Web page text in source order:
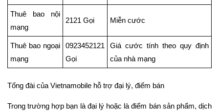
Thuê bao nội
mạng
2121 Gọi Miễn cước
Thuê bao ngoại
mạng
0923452121
Gọi
Giá cước tính theo quy định
của nhà mạng
Tổng đài của Vietnamobile hỗ trợ đại lý, điểm bán
Trong trường hợp bạn là đại lý hoặc là điểm bán sản phẩm, dịch